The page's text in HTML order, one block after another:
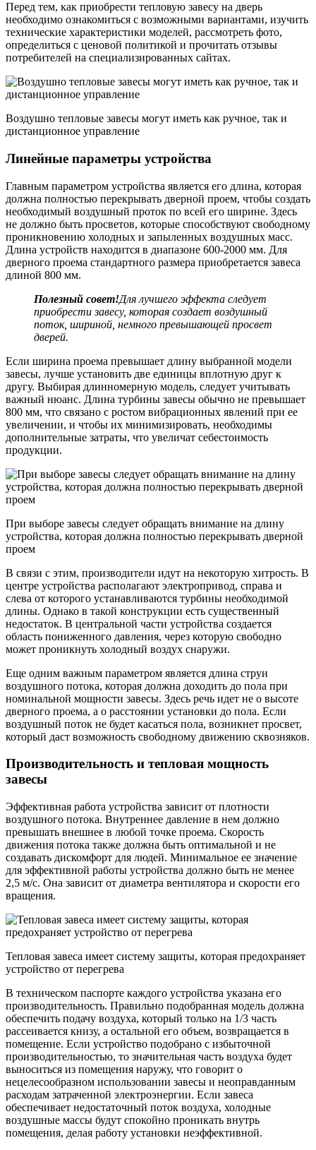
Перед тем, как приобрести тепловую завесу на дверь
необходимо ознакомиться с возможными вариантами, изучить
технические характеристики моделей, рассмотреть фото,
определиться с ценовой политикой и прочитать отзывы
потребителей на специализированных сайтах.
Воздушно тепловые завесы могут иметь как ручное, так и
дистанционное управление
Линейные параметры устройства
Главным параметром устройства является его длина, которая
должна полностью перекрывать дверной проем, чтобы создать
необходимый воздушный проток по всей его ширине. Здесь
не должно быть просветов, которые способствуют свободному
проникновению холодных и запыленных воздушных масс.
Длина устройств находится в диапазоне 600-2000 мм. Для
дверного проема стандартного размера приобретается завеса
длиной 800 мм.
Полезный совет!Для лучшего эффекта следует
приобрести завесу, которая создает воздушный
поток, шириной, немного превышающей просвет
дверей.
Если ширина проема превышает длину выбранной модели
завесы, лучше установить две единицы вплотную друг к
другу. Выбирая длинномерную модель, следует учитывать
важный нюанс. Длина турбины завесы обычно не превышает
800 мм, что связано с ростом вибрационных явлений при ее
увеличении, и чтобы их минимизировать, необходимы
дополнительные затраты, что увеличат себестоимость
продукции.
При выборе завесы следует обращать внимание на длину
устройства, которая должна полностью перекрывать дверной
проем
В связи с этим, производители идут на некоторую хитрость. В
центре устройства располагают электропривод, справа и
слева от которого устанавливаются турбины необходимой
длины. Однако в такой конструкции есть существенный
недостаток. В центральной части устройства создается
область пониженного давления, через которую свободно
может проникнуть холодный воздух снаружи.
Еще одним важным параметром является длина струи
воздушного потока, которая должна доходить до пола при
номинальной мощности завесы. Здесь речь идет не о высоте
дверного проема, а о расстоянии установки до пола. Если
воздушный поток не будет касаться пола, возникнет просвет,
который даст возможность свободному движению сквозняков.
Производительность и тепловая мощность
завесы
Эффективная работа устройства зависит от плотности
воздушного потока. Внутреннее давление в нем должно
превышать внешнее в любой точке проема. Скорость
движения потока также должна быть оптимальной и не
создавать дискомфорт для людей. Минимальное ее значение
для эффективной работы устройства должно быть не менее
2,5 м/с. Она зависит от диаметра вентилятора и скорости его
вращения.
Тепловая завеса имеет систему защиты, которая предохраняет
устройство от перегрева
В техническом паспорте каждого устройства указана его
производительность. Правильно подобранная модель должна
обеспечить подачу воздуха, который только на 1/3 часть
рассеивается книзу, а остальной его объем, возвращается в
помещение. Если устройство подобрано с избыточной
производительностью, то значительная часть воздуха будет
выноситься из помещения наружу, что говорит о
нецелесообразном использовании завесы и неоправданным
расходам затраченной электроэнергии. Если завеса
обеспечивает недостаточный поток воздуха, холодные
воздушные массы будут спокойно проникать внутрь
помещения, делая работу установки неэффективной.